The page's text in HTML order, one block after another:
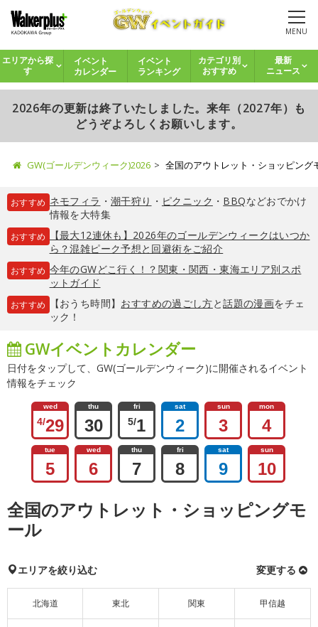
MENU
エリアから探
す
イベント
カレンダー
イベント
ランキング
カテゴリ別
おすすめ
最新
ニュース
2026年の更新は終了いたしました。来年（2027年）も
どうぞよろしくお願いします。
GW(ゴールデンウィーク)2026 全国のアウトレット・ショッピング
おすすめ ネモフィラ ・ 潮干狩り ・ ピクニック ・ BBQなどおでかけ
情報を大特集
おすすめ
【最大12連休も】2026年のゴールデンウィークはいつか
ら？混雑ピーク予想と回避術をご紹介
おすすめ 今年のGWどこ行く！？関東・関西・東海エリア別スポ
ットガイド
おすすめ 【おうち時間】 おすすめの過ごし方と話題の漫画をチェ
ック！
GWイベントカレンダー
日付をタップして、GW(ゴールデンウィーク)に開催されるイベント
情報をチェック
wed
4/29
thu
30
fri
5/1
sat
2
sun
3
mon
4
tue
5
wed
6
thu
7
fri
8
sat
9
sun
10
全国のアウトレット・ショッピングモ
ール
エリアを絞り込む 変更する
北海道 東北 関東 甲信越